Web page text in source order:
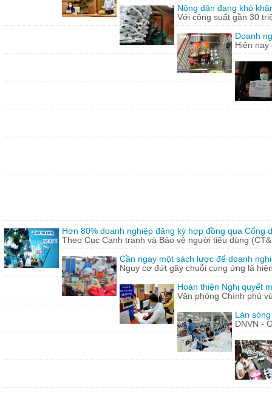
Nông dân đang khó
Với công suất gần 30
Doanh
Hiện
Hơn 80% doanh nghiệp đăng ký hợp đồng qua Cổng
Theo Cục Cạnh tranh và Bảo vệ người tiêu dùng
Cần ngay một sách lược để doanh
Nguy cơ đứt gãy chuỗi cung ứng là
Hoàn thiện Nghị quyết
Văn phòng Chính phủ
Làn
DNVN -